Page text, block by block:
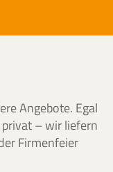
Angebote. Egal
privat – wir liefern
Firmenfeier